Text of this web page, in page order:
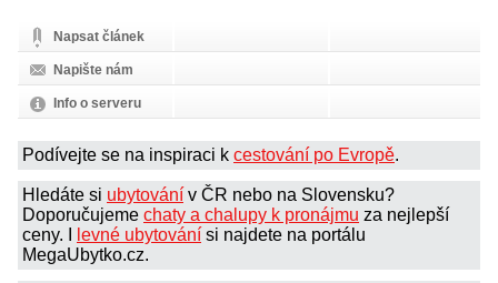
Napsat článek
Napište nám
Info o serveru
Podívejte se na inspiraci k cestování po Evropě.
Hledáte si ubytování v ČR nebo na Slovensku?
Doporučujeme chaty a chalupy k pronájmu za nejlepší
ceny. I
levné ubytování si najdete na portálu
MegaUbytko.cz.